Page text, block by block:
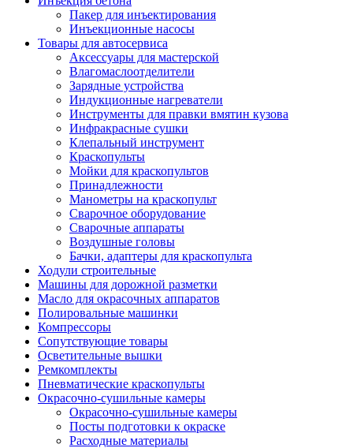
Пакер для инъектирования
Инъекционные насосы
Товары для автосервиса
Аксессуары для мастерской
Влагомаслоотделители
Зарядные устройства
Индукционные нагреватели
Инструменты для правки вмятин кузова
Инфракрасные сушки
Клепальный инструмент
Краскопульты
Мойки для краскопультов
Принадлежности
Манометры на краскопульт
Сварочное оборудование
Сварочные аппараты
Воздушные головы
Бачки, адаптеры для краскопульта
Ходули строительные
Машины для дорожной разметки
Масло для окрасочных аппаратов
Полировальные машинки
Компрессоры
Сопутствующие товары
Осветительные вышки
Ремкомплекты
Пневматические краскопульты
Окрасочно-сушильные камеры
Окрасочно-сушильные камеры
Посты подготовки к окраске
Расходные материалы